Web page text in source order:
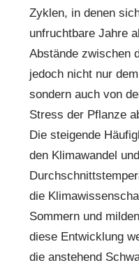
Zyklen, in denen
unfruchtbare Jahre
Abstände zwischen
jedoch nicht nur
sondern auch von
Stress der Pflanze
Die steigende
den Klimawandel
die
Sommern und
diese Entwicklung
die anstehend